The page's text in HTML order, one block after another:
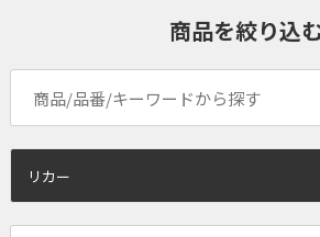
商品を絞り込
リカー